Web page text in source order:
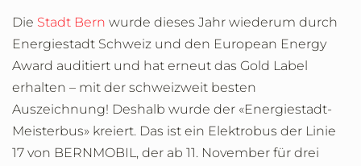
Die Stadt Bern wurde dieses Jahr wiederum durch
Energiestadt Schweiz und den European Energy
Award auditiert und hat erneut das Gold Label
erhalten – mit der schweizweit besten
Auszeichnung! Deshalb wurde der «Energiestadt-
Meisterbus» kreiert. Das ist ein Elektrobus der Linie
17 von BERNMOBIL, der ab 11. November für drei